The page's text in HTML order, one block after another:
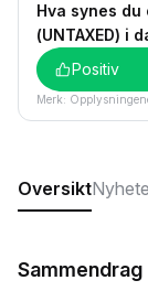
Hva synes
(UNTAXED) i
Positiv
Merk:
Oversikt